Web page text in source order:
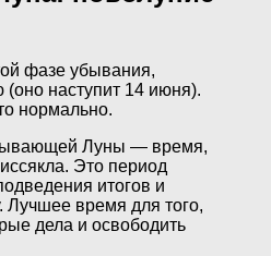
фазе убывания,
наступит 14 июня).
нормально.
Луны — время,
Это период
итогов и
Лучшее время для того,
дела и освободить